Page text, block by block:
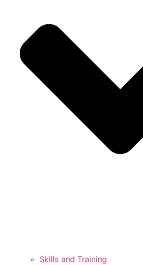
Skills and Training